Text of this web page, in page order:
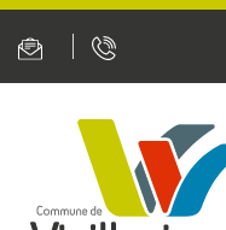
Panneau de gestion des